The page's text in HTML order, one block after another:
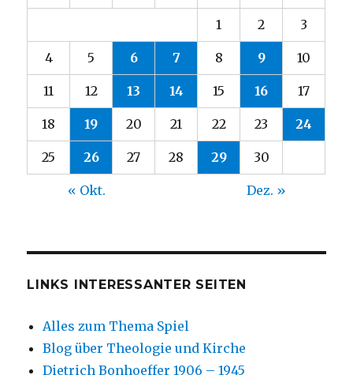
1 2 3
4 5 6 7 8 9 10
11 12 13 14 15 16 17
18 19 20 21 22 23 24
25 26 27 28 29 30
« Okt. Dez. »
LINKS INTERESSANTER SEITEN
Alles zum Thema Spiel
Blog über Theologie und Kirche
Dietrich Bonhoeffer 1906 – 1945